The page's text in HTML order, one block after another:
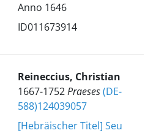
Anno 1646
ID011673914
Reineccius, Christian
1667-1752Praeses(DE-
588)124039057
[Hebräischer Titel] Seu